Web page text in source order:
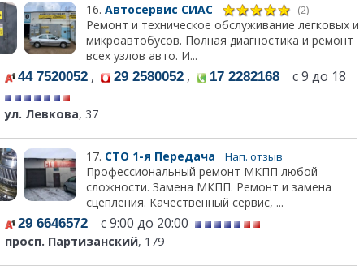
16. Автосервис СИАС (2)
Ремонт и техническое обслуживание легковых и
микроавтобусов. Полная диагностика и ремонт
всех узлов авто. И...
44 7520052 , 29 2580052 , 17 2282168 с 9 до 18
ул. Левкова, 37
17. СТО 1-я Передача Нап. отзыв
Профессиональный ремонт МКПП любой
сложности. Замена МКПП. Ремонт и замена
сцепления. Качественный сервис, ...
29 6646572 с 9:00 до 20:00
просп. Партизанский, 179